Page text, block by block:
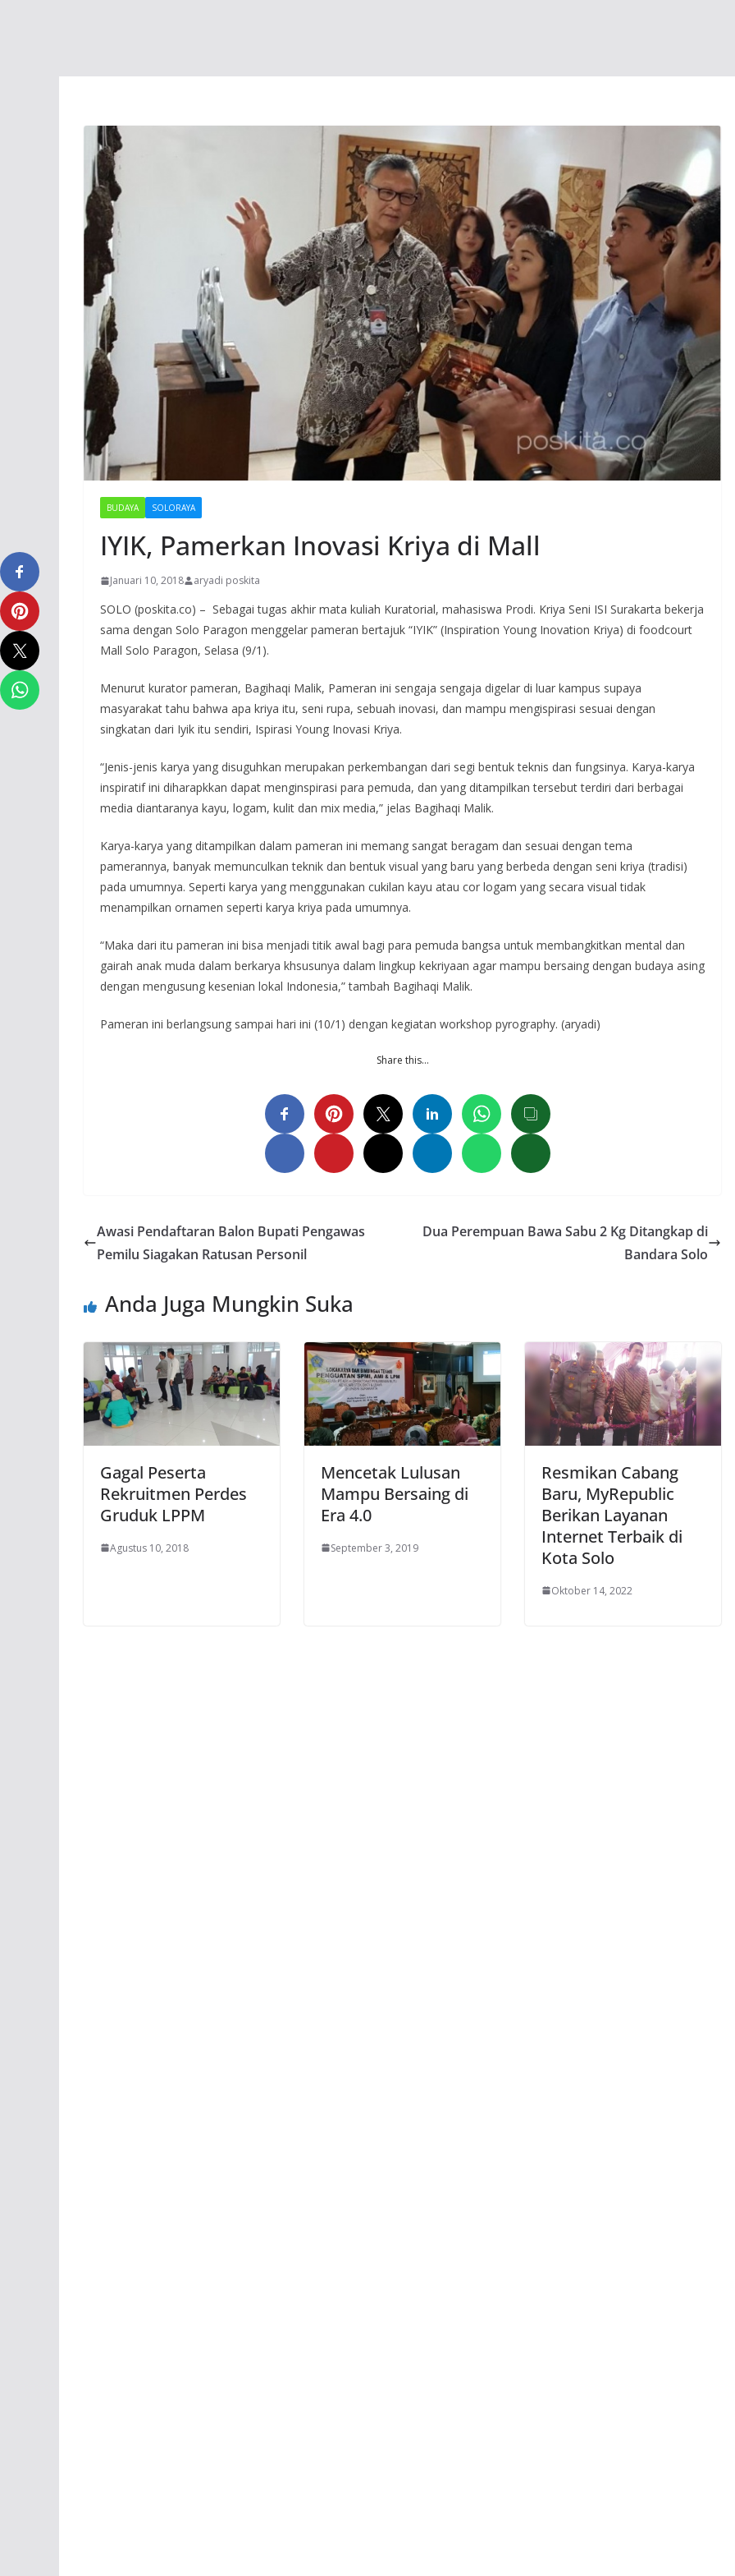
BUDAYA SOLORAYA
IYIK, Pamerkan Inovasi Kriya di Mall
Januari 10, 2018 aryadi poskita
SOLO (poskita.co) – Sebagai tugas akhir mata kuliah Kuratorial, mahasiswa Prodi. Kriya Seni ISI Surakarta bekerja
sama dengan Solo Paragon menggelar pameran bertajuk “IYIK” (Inspiration Young Inovation Kriya) di foodcourt
Mall Solo Paragon, Selasa (9/1).
Menurut kurator pameran, Bagihaqi Malik, Pameran ini sengaja sengaja digelar di luar kampus supaya
masyarakat tahu bahwa apa kriya itu, seni rupa, sebuah inovasi, dan mampu mengispirasi sesuai dengan
singkatan dari Iyik itu sendiri, Ispirasi Young Inovasi Kriya.
“Jenis-jenis karya yang disuguhkan merupakan perkembangan dari segi bentuk teknis dan fungsinya. Karya-karya
inspiratif ini diharapkkan dapat menginspirasi para pemuda, dan yang ditampilkan tersebut terdiri dari berbagai
media diantaranya kayu, logam, kulit dan mix media,” jelas Bagihaqi Malik.
Karya-karya yang ditampilkan dalam pameran ini memang sangat beragam dan sesuai dengan tema
pamerannya, banyak memunculkan teknik dan bentuk visual yang baru yang berbeda dengan seni kriya (tradisi)
pada umumnya. Seperti karya yang menggunakan cukilan kayu atau cor logam yang secara visual tidak
menampilkan ornamen seperti karya kriya pada umumnya.
“Maka dari itu pameran ini bisa menjadi titik awal bagi para pemuda bangsa untuk membangkitkan mental dan
gairah anak muda dalam berkarya khsusunya dalam lingkup kekriyaan agar mampu bersaing dengan budaya asing
dengan mengusung kesenian lokal Indonesia,” tambah Bagihaqi Malik.
Pameran ini berlangsung sampai hari ini (10/1) dengan kegiatan workshop pyrography. (aryadi)
Share this…
Awasi Pendaftaran Balon Bupati Pengawas
Pemilu Siagakan Ratusan Personil
Dua Perempuan Bawa Sabu 2 Kg Ditangkap di
Bandara Solo
Anda Juga Mungkin Suka
Gagal Peserta
Rekruitmen Perdes
Gruduk LPPM
Agustus 10, 2018
Mencetak Lulusan
Mampu Bersaing di
Era 4.0
September 3, 2019
Resmikan Cabang
Baru, MyRepublic
Berikan Layanan
Internet Terbaik di
Kota Solo
Oktober 14, 2022